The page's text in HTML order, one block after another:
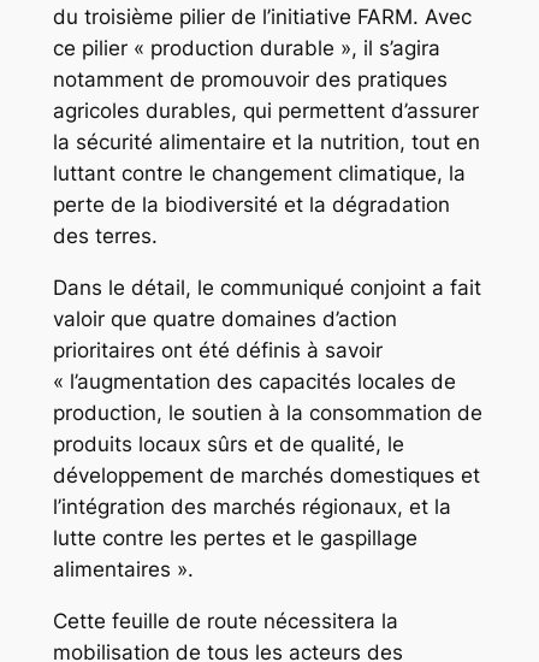
du troisième pilier de l’initiative FARM. Avec
ce pilier « production durable », il s’agira
notamment de promouvoir des pratiques
agricoles durables, qui permettent d’assurer
la sécurité alimentaire et la nutrition, tout en
luttant contre le changement climatique, la
perte de la biodiversité et la dégradation
des terres.
Dans le détail, le communiqué conjoint a fait
valoir que quatre domaines d’action
prioritaires ont été définis à savoir
« l’augmentation des capacités locales de
production, le soutien à la consommation de
produits locaux sûrs et de qualité, le
développement de marchés domestiques et
l’intégration des marchés régionaux, et la
lutte contre les pertes et le gaspillage
alimentaires ».
Cette feuille de route nécessitera la
mobilisation de tous les acteurs des